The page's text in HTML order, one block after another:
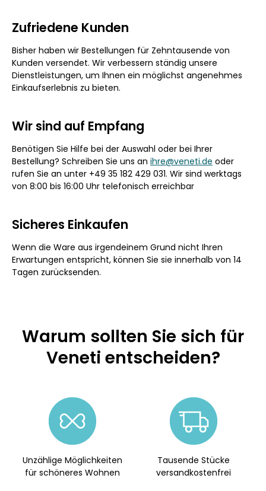
Zufriedene Kunden
Bisher haben wir Bestellungen für Zehntausende von
Kunden versendet. Wir verbessern ständig unsere
Dienstleistungen, um Ihnen ein möglichst angenehmes
Einkaufserlebnis zu bieten.
Wir sind auf Empfang
Benötigen Sie Hilfe bei der Auswahl oder bei Ihrer
Bestellung? Schreiben Sie uns an ihre@veneti.de oder
rufen Sie an unter +49 35 182 429 031. Wir sind werktags
von 8:00 bis 16:00 Uhr telefonisch erreichbar
Sicheres Einkaufen
Wenn die Ware aus irgendeinem Grund nicht Ihren
Erwartungen entspricht, können Sie sie innerhalb von 14
Tagen zurücksenden.
Warum sollten Sie sich für
Veneti entscheiden?
Unzählige Möglichkeiten
für schöneres Wohnen
Tausende Stücke
versandkostenfrei